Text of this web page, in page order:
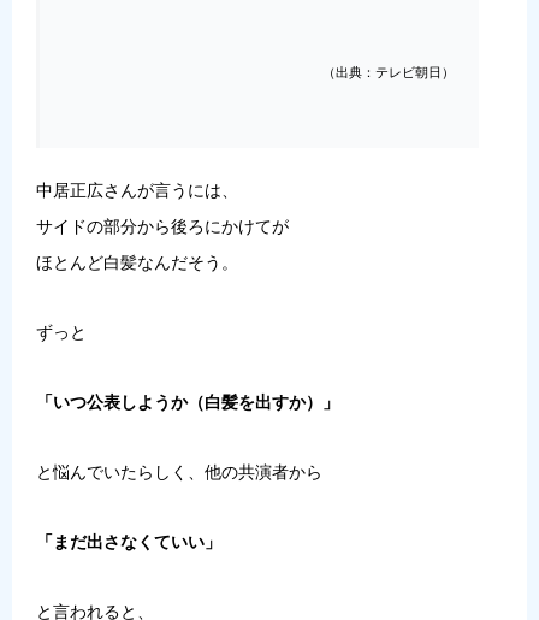
（出典：テレビ朝日）
中居正広さんが言うには、
サイドの部分から後ろにかけてが
ほとんど白髪なんだそう。
ずっと
「いつ公表しようか（白髪を出すか）」
と悩んでいたらしく、他の共演者から
「まだ出さなくていい」
と言われると、